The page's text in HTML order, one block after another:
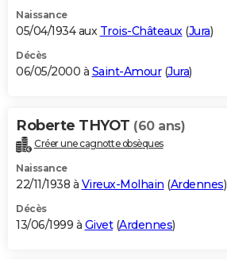
Naissance
05/04/1934 aux Trois-Châteaux(Jura)
Décès
06/05/2000 à Saint-Amour(Jura)
Roberte THYOT (60 ans)
Créer une cagnotte obsèques
Naissance
22/11/1938 à Vireux-Molhain (Ardennes)
Décès
13/06/1999 à Givet(Ardennes)